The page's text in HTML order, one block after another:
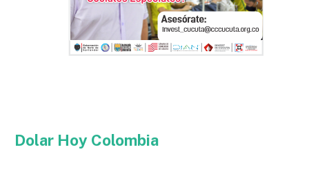
Dolar Hoy Colombia